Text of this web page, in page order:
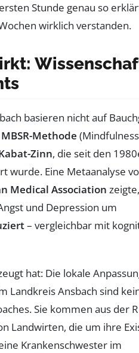
Stunde genau so
wirklich verstanden.
basieren nicht auf
MBSR-Methode
Zinn, die seit den
wurde. Eine Metaanalyse
Medical Association
und Depression um
– vergleichbar mit
hat: Die lokale
Landkreis Ansbach sind
Sie kommen aus der
Landwirten, die um ihre
Krankenschwester im